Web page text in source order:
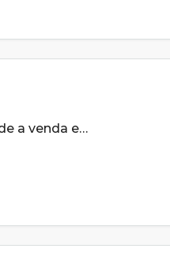
Lote de 500m² a 2km da cidade a venda em Cambui MG